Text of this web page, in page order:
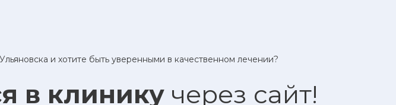
и хотите быть уверенными в качественном лечении?
в клинику через сайт!